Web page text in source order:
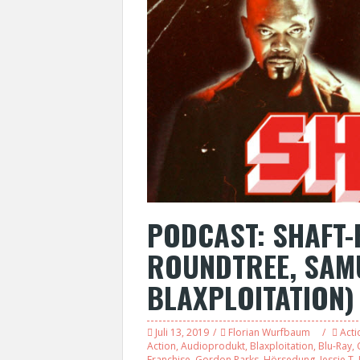
PODCAST:
ROUNDTREE,
BLAXPLOITATION)
Juli 13, 2019 Florian Wurfbaum
Action, Audioprodukt, Blaxploitation, Blu-Ray,